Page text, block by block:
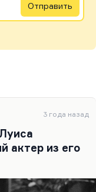
Отправить
3 года назад
актер из его